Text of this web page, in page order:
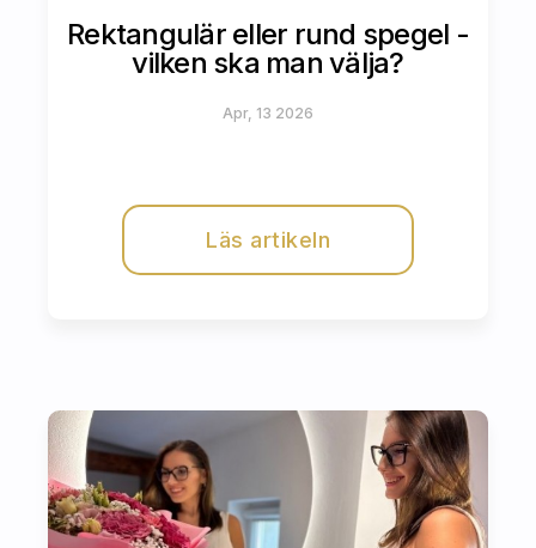
Rektangulär eller rund spegel -
vilken ska man välja?
Apr, 13 2026
Läs artikeln